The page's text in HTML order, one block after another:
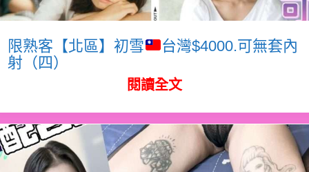
限熟客【北區】初雪
台灣$4000.可無套內
射（四）
閱讀全文